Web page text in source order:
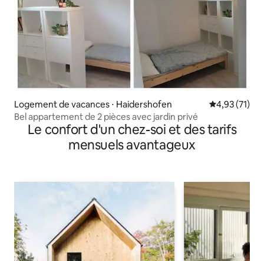
Logement de vacances ⋅ Haidershofen Évaluation
4,93 (71)
Bel appartement de 2 pièces avec jardin privé
Le confort d'un chez-soi et des tarifs
mensuels avantageux